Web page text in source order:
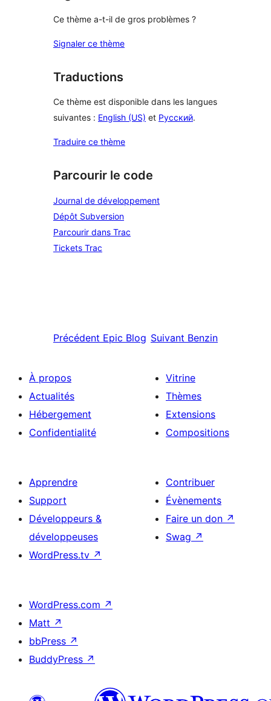
Ce thème a-t-il de gros problèmes ?
Signaler ce thème
Traductions
Ce thème est disponible dans les langues
suivantes : English (US) et Русский.
Traduire ce thème
Parcourir le code
Journal de développement
Dépôt Subversion
Parcourir dans Trac
Tickets Trac
Précédent Epic Blog Suivant Benzin
À propos
Actualités
Hébergement
Confidentialité
Vitrine
Thèmes
Extensions
Compositions
Apprendre
Support
Développeurs &
développeuses
WordPress.tv ↗
Contribuer
Évènements
Faire un don ↗
Swag ↗
WordPress.com ↗
Matt ↗
bbPress ↗
BuddyPress ↗